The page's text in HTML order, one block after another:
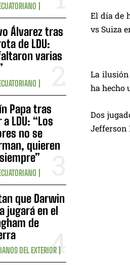
Álvarez tras
de LDU:
varias
Papa tras
LDU: “Los
no se
quieren
que Darwin
jugará en el
de
DEL EXTERIOR
El día de
vs Suiza
La ilusión
ha hecho
Dos
Jefferson